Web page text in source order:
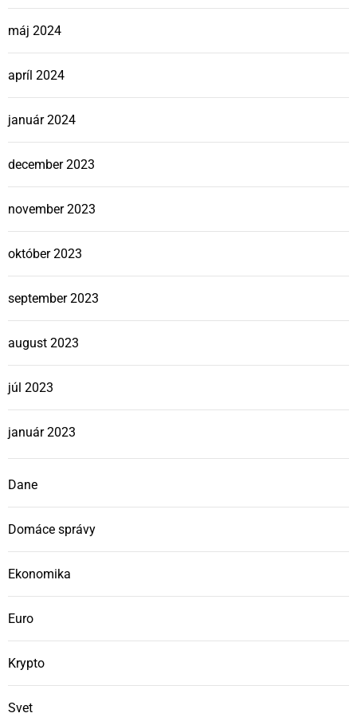
máj 2024
apríl 2024
január 2024
december 2023
november 2023
október 2023
september 2023
august 2023
júl 2023
január 2023
Dane
Domáce správy
Ekonomika
Euro
Krypto
Svet